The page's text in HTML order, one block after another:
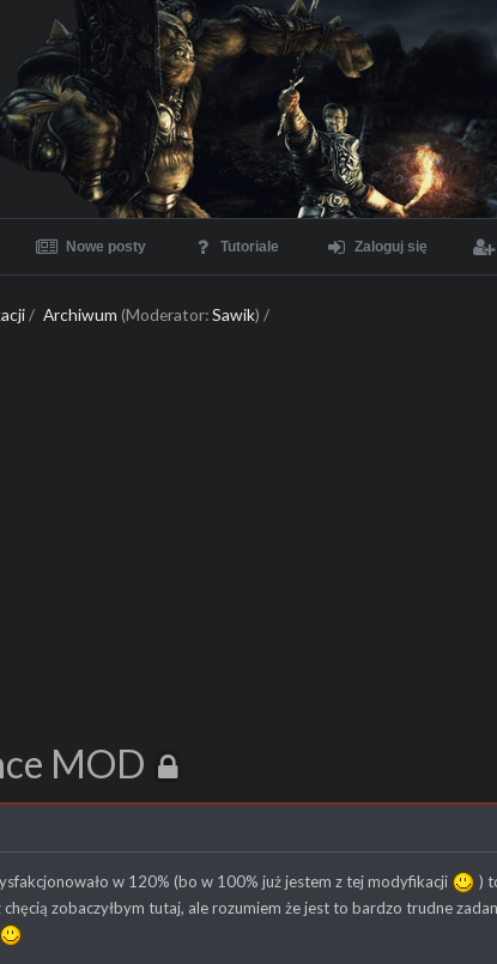
Nowe posty Tutoriale Zaloguj się
/ Archiwum (Moderator:Sawik) /
MOD
w 120% (bo w 100% już jestem z tej modyfikacji
)
zobaczyłbym tutaj, ale rozumiem że jest to bardzo trudne